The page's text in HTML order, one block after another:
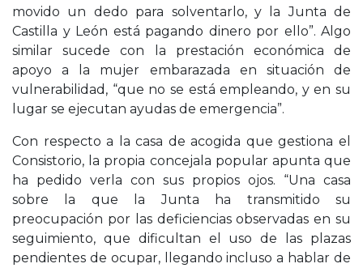
movido un dedo para solventarlo, y la Junta de
Castilla y León está pagando dinero por ello”. Algo
similar sucede con la prestación económica de
apoyo a la mujer embarazada en situación de
vulnerabilidad, “que no se está empleando, y en su
lugar se ejecutan ayudas de emergencia”.
Con respecto a la casa de acogida que gestiona el
Consistorio, la propia concejala popular apunta que
ha pedido verla con sus propios ojos. “Una casa
sobre la que la Junta ha transmitido su
preocupación por las deficiencias observadas en su
seguimiento, que dificultan el uso de las plazas
pendientes de ocupar, llegando incluso a hablar de